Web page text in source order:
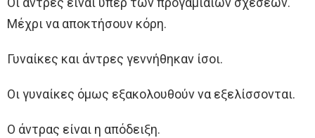
Μέχρι να αποκτήσουν κόρη.
Γυναίκες και άντρες γεννήθηκαν ίσοι.
Οι γυναίκες όμως εξακολουθούν να εξελίσσονται.
Ο άντρας είναι η απόδειξη.